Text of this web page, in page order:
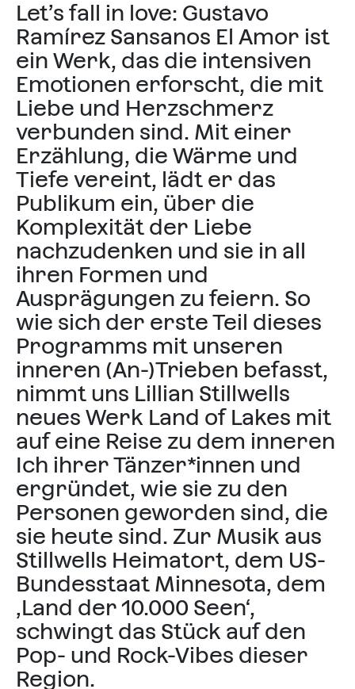
Let’s fall in love: Gustavo
Ramírez Sansanos El Amor ist
ein Werk, das die intensiven
Emotionen erforscht, die mit
Liebe und Herzschmerz
verbunden sind. Mit einer
Erzählung, die Wärme und
Tiefe vereint, lädt er das
Publikum ein, über die
Komplexität der Liebe
nachzudenken und sie in all
ihren Formen und
Ausprägungen zu feiern. So
wie sich der erste Teil dieses
Programms mit unseren
inneren (An-)Trieben befasst,
nimmt uns Lillian Stillwells
neues Werk Land of Lakes mit
auf eine Reise zu dem inneren
Ich ihrer Tänzer*innen und
ergründet, wie sie zu den
Personen geworden sind, die
sie heute sind. Zur Musik aus
Stillwells Heimatort, dem US-
Bundesstaat Minnesota, dem
‚Land der 10.000 Seen‘,
schwingt das Stück auf den
Pop- und Rock-Vibes dieser
Region.